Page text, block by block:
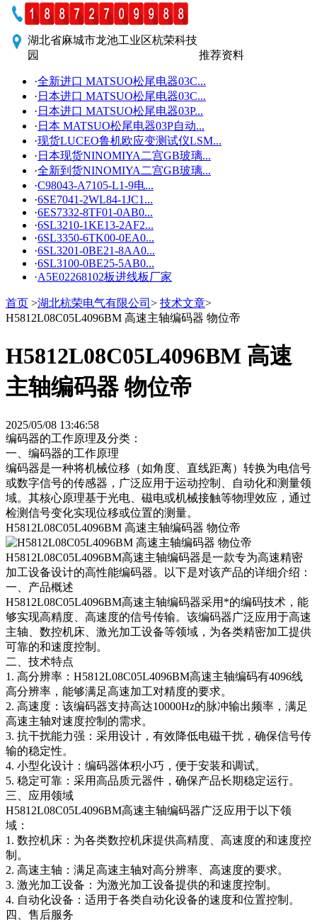
湖北省麻城市龙池工业区杭荣科技
园
推荐资料
·全新进口 MATSUO松尾电器03C...
· 日本进口 MATSUO松尾电器03C...
· 日本进口 MATSUO松尾电器03P...
· 日本 MATSUO松尾电器03P自动...
·现货LUCEO鲁机欧应变测试仪LSM...
· 日本现货NINOMIYA二宫GB玻璃...
·全新到货NINOMIYA二宫GB玻璃...
·C98043-A7105-L1-9电...
·6SE7041-2WL84-1JC1...
·6ES7332-8TF01-0AB0...
·6SL3210-1KE13-2AF2...
·6SL3350-6TK00-0EA0...
·6SL3201-0BE21-8AA0...
·6SL3100-0BE25-5AB0...
·A5E02268102板进线板厂家
首页 >湖北杭荣电气有限公司 > 技术文章>
H5812L08C05L4096BM 高速主轴编码器 物位帝
H5812L08C05L4096BM 高速
主轴编码器 物位帝
2025/05/08 13:46:58
编码器的工作原理及分类：
一、编码器的工作原理
编码器是一种将机械位移（如角度、直线距离）转换为电信号
或数字信号的传感器，广泛应用于运动控制、自动化和测量领
域。其核心原理基于光电、磁电或机械接触等物理效应，通过
检测信号变化实现位移或位置的测量。
H5812L08C05L4096BM 高速主轴编码器 物位帝
H5812L08C05L4096BM高速主轴编码器是一款专为高速精密
加工设备设计的高性能编码器。以下是对该产品的详细介绍：
一、产品概述
H5812L08C05L4096BM高速主轴编码器采用*的编码技术，能
够实现高精度、高速度的信号传输。该编码器广泛应用于高速
主轴、数控机床、激光加工设备等领域，为各类精密加工提供
可靠的和速度控制。
二、技术特点
1. 高分辨率：H5812L08C05L4096BM高速主轴编码有4096线
高分辨率，能够满足高速加工对精度的要求。
2. 高速度：该编码器支持高达10000Hz的脉冲输出频率，满足
高速主轴对速度控制的需求。
3. 抗干扰能力强：采用设计，有效降低电磁干扰，确保信号传
输的稳定性。
4. 小型化设计：编码器体积小巧，便于安装和调试。
5. 稳定可靠：采用高品质元器件，确保产品长期稳定运行。
三、应用领域
H5812L08C05L4096BM高速主轴编码器广泛应用于以下领
域：
1. 数控机床：为各类数控机床提供高精度、高速度的和速度控
制。
2. 高速主轴：满足高速主轴对高分辨率、高速度的要求。
3. 激光加工设备：为激光加工设备提供的和速度控制。
4. 自动化设备：适用于各类自动化设备的速度和位置控制。
四、售后服务